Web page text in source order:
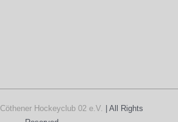
Cöthener Hockeyclub 02 e.V. | All Rights